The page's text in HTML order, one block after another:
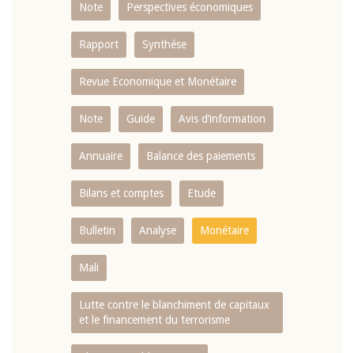
Note Perspectives économiques
Rapport Synthése
Revue Economique et Monétaire
Note Guide Avis d’information
Annuaire Balance des paiements
Bilans et comptes Etude
Bulletin Analyse Monétaire
Mali
Lutte contre le blanchiment de capitaux
et le financement du terrorisme